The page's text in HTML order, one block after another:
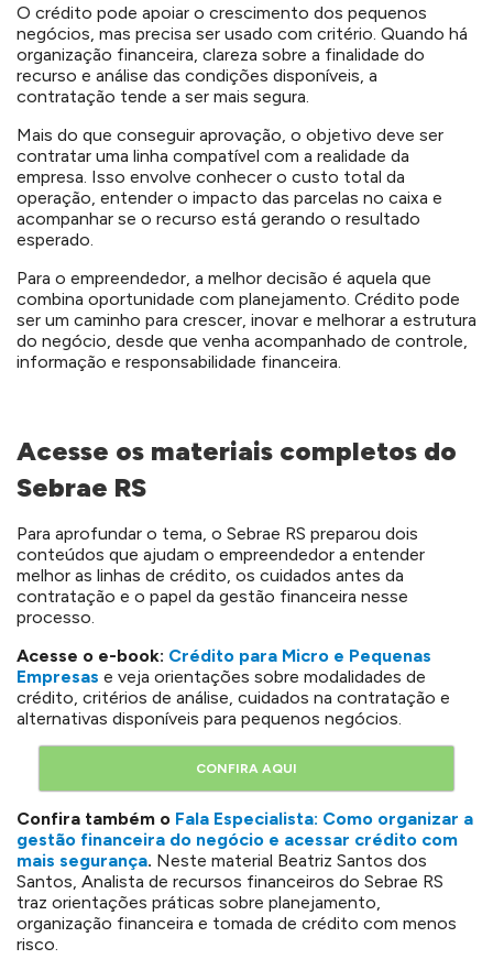
O crédito pode apoiar o crescimento dos pequenos
negócios, mas precisa ser usado com critério. Quando há
organização financeira, clareza sobre a finalidade do
recurso e análise das condições disponíveis, a
contratação tende a ser mais segura.
Mais do que conseguir aprovação, o objetivo deve ser
contratar uma linha compatível com a realidade da
empresa. Isso envolve conhecer o custo total da
operação, entender o impacto das parcelas no caixa e
acompanhar se o recurso está gerando o resultado
esperado.
Para o empreendedor, a melhor decisão é aquela que
combina oportunidade com planejamento. Crédito pode
ser um caminho para crescer, inovar e melhorar a estrutura
do negócio, desde que venha acompanhado de controle,
informação e responsabilidade financeira.
Acesse os materiais completos do
Sebrae RS
Para aprofundar o tema, o Sebrae RS preparou dois
conteúdos que ajudam o empreendedor a entender
melhor as linhas de crédito, os cuidados antes da
contratação e o papel da gestão financeira nesse
processo.
Acesse o e-book: Crédito para Micro e Pequenas
Empresas e veja orientações sobre modalidades de
crédito, critérios de análise, cuidados na contratação e
alternativas disponíveis para pequenos negócios.
CONFIRA AQUI
Confira também o Fala Especialista: Como organizar a
gestão financeira do negócio e acessar crédito com
mais segurança. Neste material Beatriz Santos dos
Santos, Analista de recursos financeiros do Sebrae RS
traz orientações práticas sobre planejamento,
organização financeira e tomada de crédito com menos
risco.